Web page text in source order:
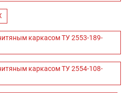
каркасом ТУ 2553-189-
каркасом ТУ 2554-108-